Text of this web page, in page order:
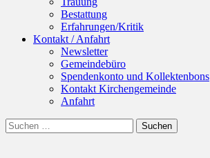
Bestattung
Erfahrungen/Kritik
Kontakt / Anfahrt
Newsletter
Gemeindebüro
Spendenkonto und Kollektenbons
Kontakt Kirchengemeinde
Anfahrt
Suchen
Suchen
nach: